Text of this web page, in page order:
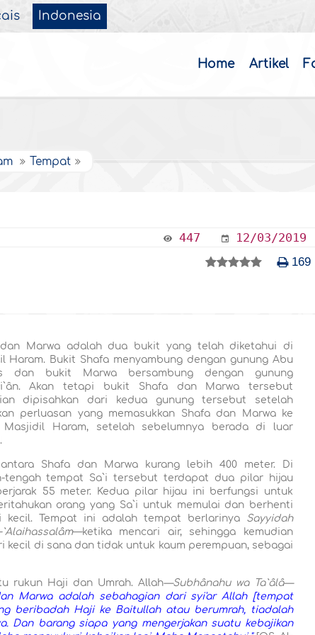
Indonesia
Home Artikel
Tempat
447 12/03/2019
169
dan Marwa adalah dua bukit yang telah diketahui di
Haram. Bukit Shafa menyambung dengan gunung Abu
dan bukit Marwa bersambung dengan gunung
Akan tetapi bukit Shafa dan Marwa tersebut
dipisahkan dari kedua gunung tersebut setelah
perluasan yang memasukkan Shafa dan Marwa ke
Masjidil Haram, setelah sebelumnya berada di luar
Shafa dan Marwa kurang lebih 400 meter. Di
tengah tempat Sa`i tersebut terdapat dua pilar hijau
55 meter. Kedua pilar hijau ini berfungsi untuk
orang yang Sa`i untuk memulai dan berhenti
kecil. Tempat ini adalah tempat berlarinya Sayyidah
`Alaihassalâm—ketika mencari air, sehingga kemudian
di sana dan tidak untuk kaum perempuan, sebagai
rukun Haji dan Umrah. Allah—Subhânahu wa Ta`âlâ—
Marwa adalah sebahagian dari syi'ar Allah [tempat
beribadah Haji ke Baitullah atau berumrah, tiadalah
Dan barang siapa yang mengerjakan suatu kebajikan